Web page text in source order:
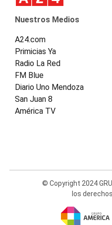
Nuestros Medios
A24.com
Primicias Ya
Radio La Red
FM Blue
Diario Uno Mendoza
San Juan 8
América TV
© Copyright 2024
los